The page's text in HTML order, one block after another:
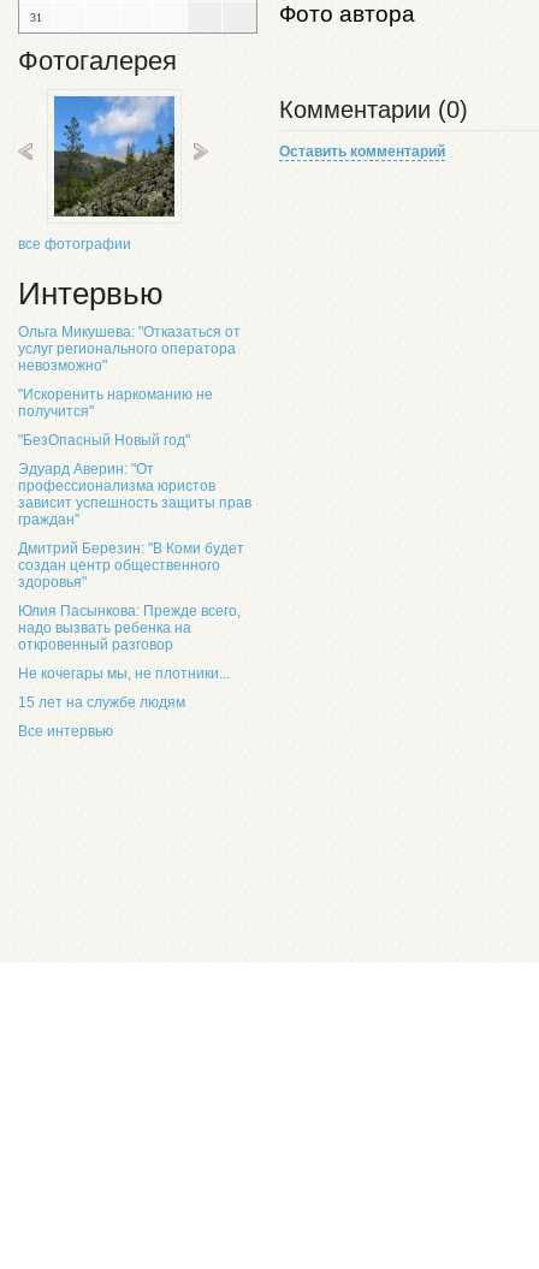
31
Фотогалерея
все фотографии
Интервью
Ольга Микушева: "Отказаться от
услуг регионального оператора
невозможно"
"Искоренить наркоманию не
получится"
"БезОпасный Новый год"
Эдуард Аверин: "От
профессионализма юристов
зависит успешность защиты прав
граждан"
Дмитрий Березин: "В Коми будет
создан центр общественного
здоровья"
Юлия Пасынкова: Прежде всего,
надо вызвать ребенка на
откровенный разговор
Не кочегары мы, не плотники...
15 лет на службе людям
Все интервью
Фото автора
Комментарии (0)
Оставить комментарий